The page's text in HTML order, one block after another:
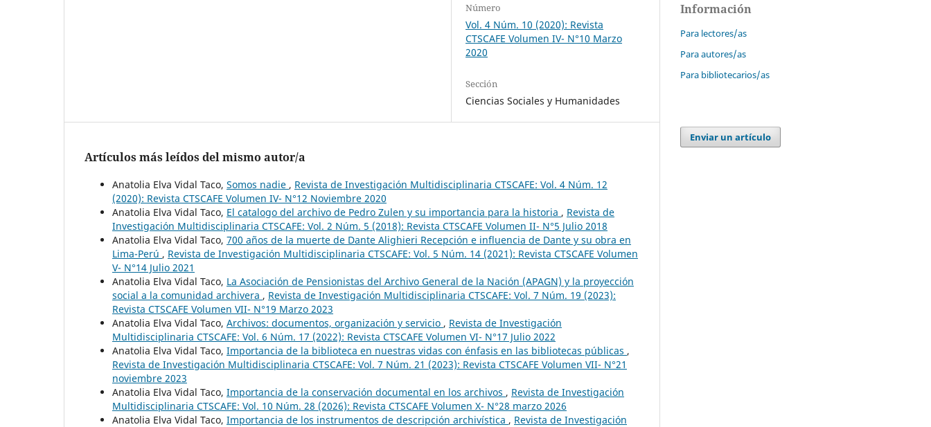
Número
Vol. 4 Núm. 10 (2020): Revista
CTSCAFE Volumen IV- N°10 Marzo
2020
Sección
Ciencias Sociales y Humanidades
Artículos más leídos del mismo autor/a
Anatolia Elva Vidal Taco, Somos nadie , Revista de Investigación Multidisciplinaria CTSCAFE: Vol. 4 Núm. 12
(2020): Revista CTSCAFE Volumen IV- N°12 Noviembre 2020
Anatolia Elva Vidal Taco, El catalogo del archivo de Pedro Zulen y su importancia para la historia , Revista de
Investigación Multidisciplinaria CTSCAFE: Vol. 2 Núm. 5 (2018): Revista CTSCAFE Volumen II- N°5 Julio 2018
Anatolia Elva Vidal Taco, 700 años de la muerte de Dante Alighieri Recepción e influencia de Dante y su obra en
Lima-Perú , Revista de Investigación Multidisciplinaria CTSCAFE: Vol. 5 Núm. 14 (2021): Revista CTSCAFE Volumen
V- N°14 Julio 2021
Anatolia Elva Vidal Taco, La Asociación de Pensionistas del Archivo General de la Nación (APAGN) y la proyección
social a la comunidad archivera , Revista de Investigación Multidisciplinaria CTSCAFE: Vol. 7 Núm. 19 (2023):
Revista CTSCAFE Volumen VII- N°19 Marzo 2023
Anatolia Elva Vidal Taco, Archivos: documentos, organización y servicio , Revista de Investigación
Multidisciplinaria CTSCAFE: Vol. 6 Núm. 17 (2022): Revista CTSCAFE Volumen VI- N°17 Julio 2022
Anatolia Elva Vidal Taco, Importancia de la biblioteca en nuestras vidas con énfasis en las bibliotecas públicas ,
Revista de Investigación Multidisciplinaria CTSCAFE: Vol. 7 Núm. 21 (2023): Revista CTSCAFE Volumen VII- N°21
noviembre 2023
Anatolia Elva Vidal Taco, Importancia de la conservación documental en los archivos , Revista de Investigación
Multidisciplinaria CTSCAFE: Vol. 10 Núm. 28 (2026): Revista CTSCAFE Volumen X- N°28 marzo 2026
Anatolia Elva Vidal Taco, Importancia de los instrumentos de descripción archivística , Revista de Investigación
Información
Para lectores/as
Para autores/as
Para bibliotecarios/as
Enviar un artículo